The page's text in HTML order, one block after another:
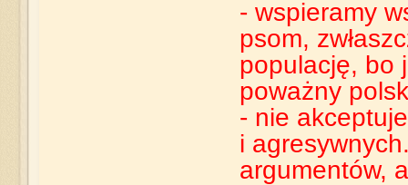
- wspieramy
psom,
populację, bo
poważny
- nie
i
argumentów,